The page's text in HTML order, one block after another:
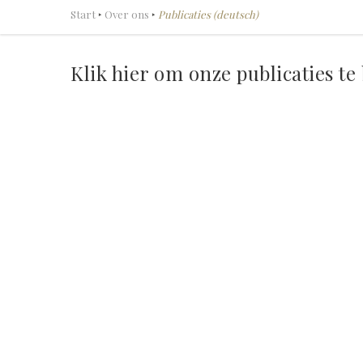
Start ‣ Over ons ‣ Publicaties (deutsch)
Klik hier om onze publicaties te